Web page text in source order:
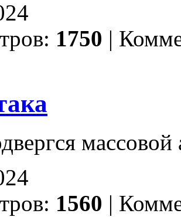
1750 |
1560 |